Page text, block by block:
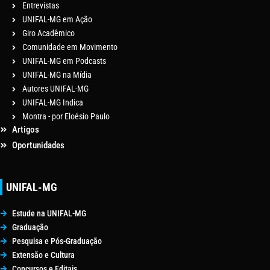
Entrevistas
UNIFAL-MG em Ação
Giro Acadêmico
Comunidade em Movimento
UNIFAL-MG em Podcasts
UNIFAL-MG na Mídia
Autores UNIFAL-MG
UNIFAL-MG Indica
Montra - por Eloésio Paulo
Artigos
Oportunidades
UNIFAL-MG
Estude na UNIFAL-MG
Graduação
Pesquisa e Pós-Graduação
Extensão e Cultura